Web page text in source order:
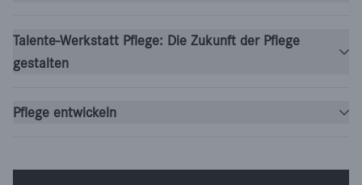
Talente-Werkstatt Pflege: Die Zukunft der Pflege
gestalten
Pflege entwickeln